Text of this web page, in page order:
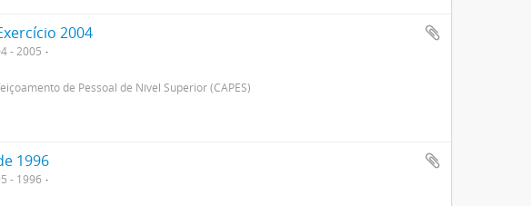
2004
- 2005
de Pessoal de Nível Superior (CAPES)
1996
- 1996